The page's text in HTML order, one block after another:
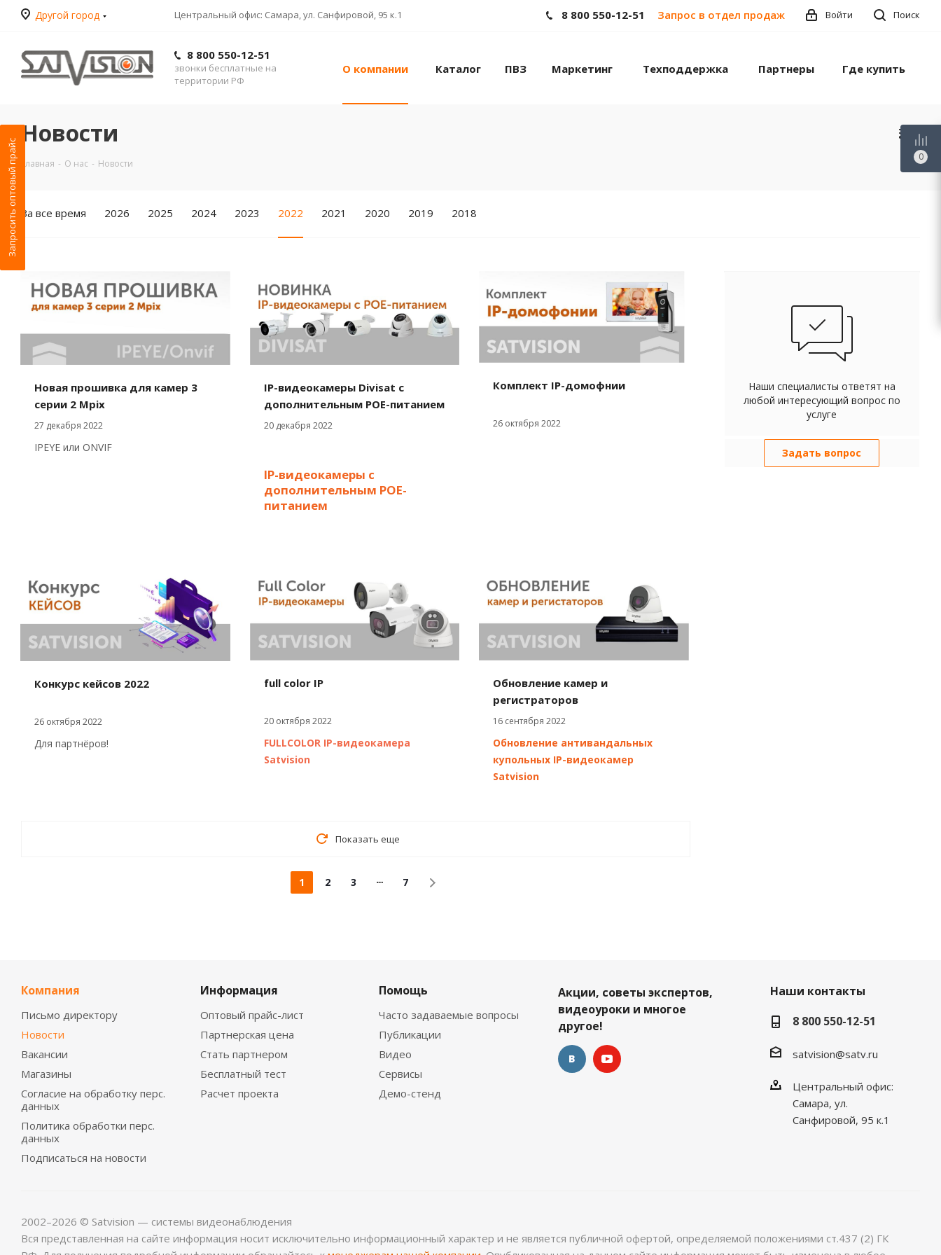
Другой город Центральный офис: Самара, ул. Санфировой, 95 к.1 Поиск
Войти
8 800 550-12-51 Запрос в отдел продаж
8 800 550-12-51
звонки бесплатные на
территории РФ
О компании Каталог ПВЗ Маркетинг Техподдержка Партнеры Где купить
Новости
Главная - О нас - Новости
За все время 2026 2025 2024 2023 2022 2021 2020 2019 2018
Новая прошивка для камер 3
серии 2 Mpix
27 декабря 2022
IPEYE или ONVIF
IP-видеокамеры Divisat c
дополнительным POE-питанием
20 декабря 2022
IP-видеокамеры с
дополнительным POE-
питанием
Комплект IP-домофнии
26 октября 2022
Конкурс кейсов 2022
26 октября 2022
Для партнёров!
full color IP
20 октября 2022
FULLCOLOR IP-видеокамера
Satvision
Обновление камер и
регистраторов
16 сентября 2022
Обновление антивандальных
купольных IP-видеокамер
Satvision
Показать еще
1 2 3 7
Наши специалисты ответят на
любой интересующий вопрос по
услуге
Задать вопрос
Компания
Письмо директору
Новости
Вакансии
Магазины
Согласие на обработку перс.
данных
Политика обработки перс.
данных
Подписаться на новости
Информация
Оптовый прайс-лист
Партнерская цена
Стать партнером
Бесплатный тест
Расчет проекта
Помощь
Часто задаваемые вопросы
Публикации
Видео
Сервисы
Демо-стенд
Акции, советы экспертов,
видеоуроки и многое
другое!
Наши контакты
8 800 550-12-51
satvision@satv.ru
Центральный офис:
Самара, ул.
Санфировой, 95 к.1
2002–2026 © Satvision — системы видеонаблюдения
Вся представленная на сайте информация носит исключительно информационный характер и не является публичной офертой, определяемой положениями ст.437 (2) ГК
Запросить оптовый прайс 0